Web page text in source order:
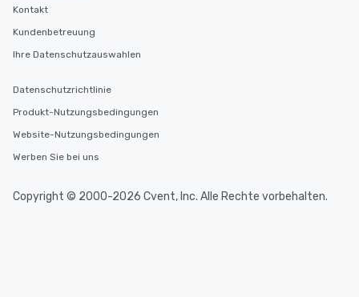
Kontakt
Kundenbetreuung
Ihre Datenschutzauswahlen
Datenschutzrichtlinie
Produkt-Nutzungsbedingungen
Website-Nutzungsbedingungen
Werben Sie bei uns
Copyright © 2000-2026 Cvent, Inc. Alle Rechte vorbehalten.